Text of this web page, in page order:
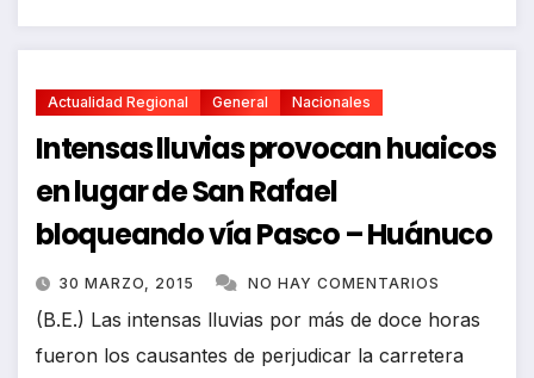
Actualidad Regional General Nacionales
Intensas lluvias provocan huaicos
en lugar de San Rafael
bloqueando vía Pasco – Huánuco
30 MARZO, 2015 NO HAY COMENTARIOS
(B.E.) Las intensas lluvias por más de doce horas
fueron los causantes de perjudicar la carretera